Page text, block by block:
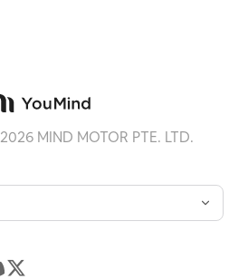
2026MIND MOTOR PTE. LTD.